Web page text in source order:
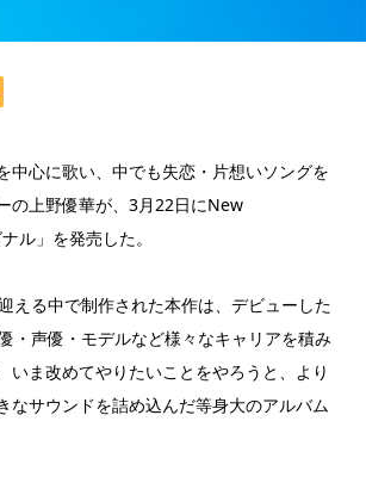
中心に歌い、中でも失恋・片想いソングを
の上野優華が、3月22日にNew
ル」を発売した。
える中で制作された本作は、デビューした
・声優・モデルなど様々なキャリアを積み
いま改めてやりたいことをやろうと、より
なサウンドを詰め込んだ等身大のアルバム